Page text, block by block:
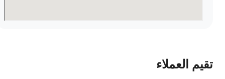
العملاء